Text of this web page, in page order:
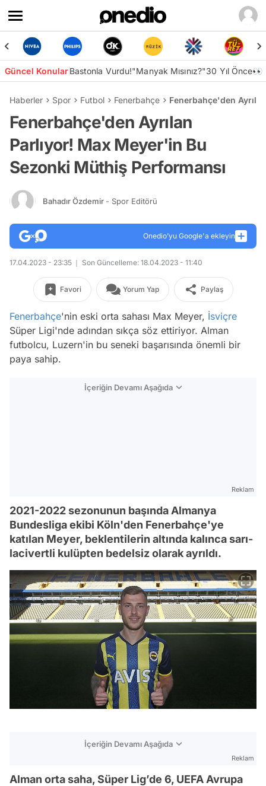
Güncel KonularBastonla Vurdu!"Manyak Mısınız?"30 Yıl Önce👀
Haberler Spor Futbol Fenerbahçe Fenerbahçe'den
Fenerbahçe'den Ayrılan
Parlıyor! Max Meyer'in Bu
Sezonki Müthiş Performansı
Bahadır Özdemir - Spor Editörü
Onedio’yu Google'a ekleyin
17.04.2023 - 23:35 Son Güncelleme: 18.04.2023 - 11:40
Favori Yorum Yap Paylaş
Fenerbahçe'nin eski orta sahası Max Meyer, İsviçre
Süper Ligi'nde adından sıkça söz ettiriyor. Alman
futbolcu, Luzern'in bu seneki başarısında önemli bir
paya sahip.
İçeriğin Devamı Aşağıda
Reklam
2021-2022 sezonunun başında Almanya
Bundesliga ekibi Köln'den Fenerbahçe'ye
katılan Meyer, beklentilerin altında kalınca sarı-
lacivertli kulüpten bedelsiz olarak ayrıldı.
İçeriğin Devamı Aşağıda
Reklam
Alman orta saha, Süper Lig’de 6, UEFA Avrupa